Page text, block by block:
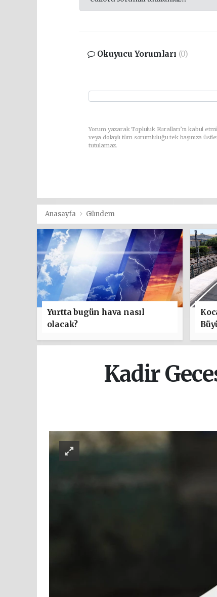
Okuyucu Yorumları (0)
Yorum yazarak Topluluk Kuralları’nı kabul
veya dolaylı tüm sorumluluğu tek başınıza
tutulamaz.
Anasayfa Gündem
Yurtta bugün hava nasıl
olacak?
Kadir